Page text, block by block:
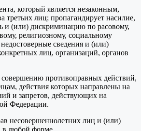
который является незаконным,
третьих лиц; пропагандирует насилие,
и (или) дискриминацию по расовому,
религиозному, социальному
сведения и (или)
лиц, организаций, органов
противоправных действий,
действия которых направлены на
и запретов, действующих на
Федерации.
несовершеннолетних лиц и (или)
в любой форме.